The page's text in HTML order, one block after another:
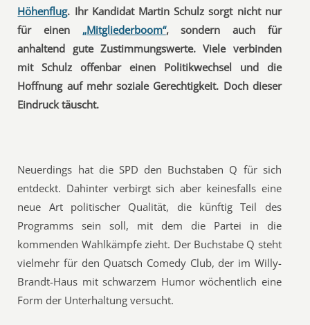
Höhenflug. Ihr Kandidat Martin Schulz sorgt nicht nur
für einen „Mitgliederboom“, sondern auch für
anhaltend gute Zustimmungswerte. Viele verbinden
mit Schulz offenbar einen Politikwechsel und die
Hoffnung auf mehr soziale Gerechtigkeit. Doch dieser
Eindruck täuscht.
Neuerdings hat die SPD den Buchstaben Q für sich
entdeckt. Dahinter verbirgt sich aber keinesfalls eine
neue Art politischer Qualität, die künftig Teil des
Programms sein soll, mit dem die Partei in die
kommenden Wahlkämpfe zieht. Der Buchstabe Q steht
vielmehr für den Quatsch Comedy Club, der im Willy-
Brandt-Haus mit schwarzem Humor wöchentlich eine
Form der Unterhaltung versucht.